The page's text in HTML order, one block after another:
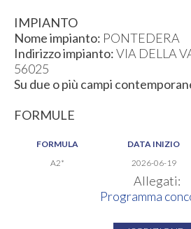
IMPIANTO
Nome impianto: PONTEDERA
Indirizzo impianto:VIA DELLA
56025
Su due o più campi
FORMULE
FORMULA DATA INIZIO
A2*
2026-06-19
Allegati:
Programma